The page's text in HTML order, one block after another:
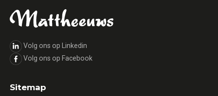
MY TRANSPORT
Volg ons op Linkedin
Volg ons op Facebook
Sitemap